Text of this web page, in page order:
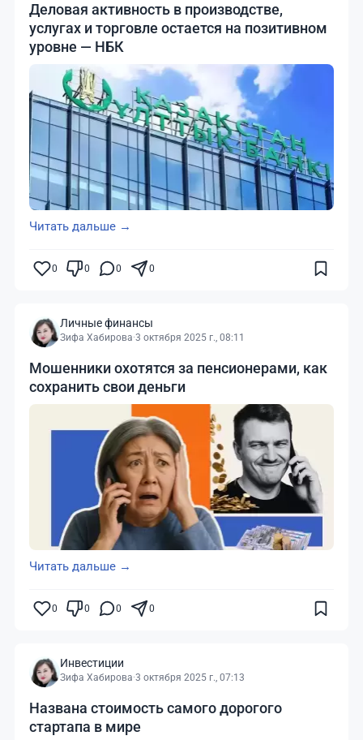
Деловая активность в производстве,
услугах и торговле остается на позитивном
уровне — НБК
Читать дальше →
0 0 0 0
Личные финансы
Зифа Хабирова·3 октября 2025 г., 08:11
Мошенники охотятся за пенсионерами, как
сохранить свои деньги
Читать дальше →
0 0 0 0
Инвестиции
Зифа Хабирова·3 октября 2025 г., 07:13
Названа стоимость самого дорогого
стартапа в мире